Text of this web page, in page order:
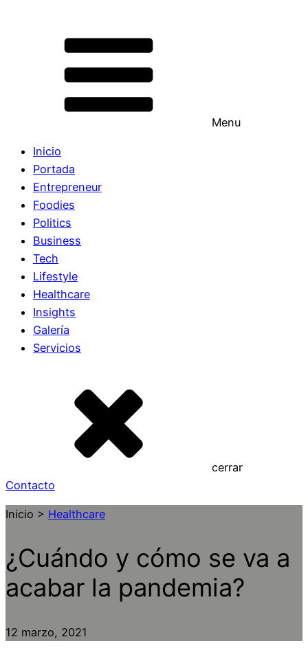
Menu
Inicio
Portada
Entrepreneur
Foodies
Politics
Business
Tech
Lifestyle
Healthcare
Insights
Galería
Servicios
cerrar
Contacto
Inicio > Healthcare
¿Cuándo y cómo se va a
acabar la pandemia?
12 marzo, 2021